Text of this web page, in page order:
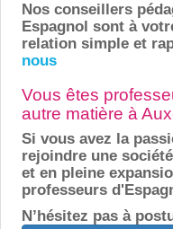
Nos conseillers
Espagnol sont à
relation simple et
nous
Vous êtes
autre matière à
Si vous avez la
rejoindre une
et en pleine
professeurs
N’hésitez pas à